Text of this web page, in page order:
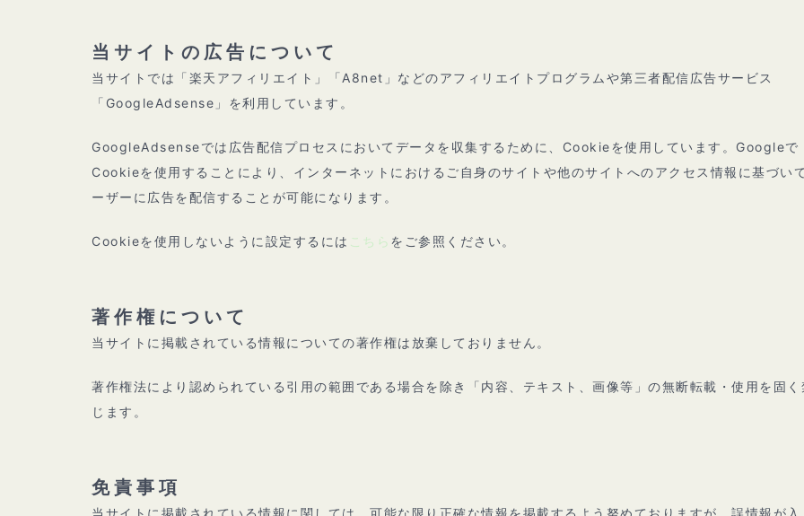
当サイトの広告について
当サイトでは「楽天アフィリエイト」「A8net」などのアフィリエイトプログラムや第三者配信広告サービス
「GoogleAdsense」を利用しています。
GoogleAdsenseでは広告配信プロセスにおいてデータを収集するために、Cookieを使用しています。Googleで
Cookieを使用することにより、インターネットにおけるご自身のサイトや他のサイトへのアクセス情報に基づい
ーザーに広告を配信することが可能になります。
Cookieを使用しないように設定するには こちら をご参照ください。
著作権について
当サイトに掲載されている情報についての著作権は放棄しておりません。
著作権法により認められている引用の範囲である場合を除き「内容、テキスト、画像等」の無断転載・使用を固く
じます。
免責事項
当サイトに掲載されている情報に関しては、可能な限り正確な情報を掲載するよう努めておりますが、誤情報が入